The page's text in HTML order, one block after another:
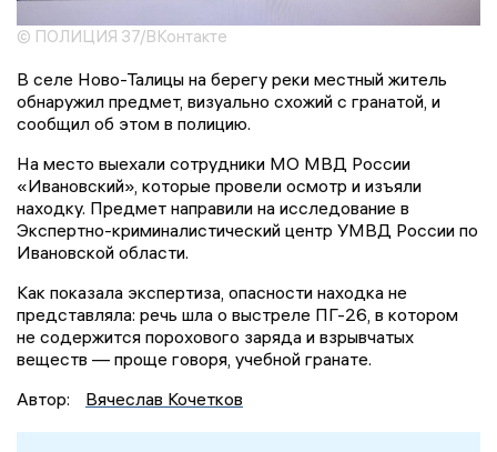
© ПОЛИЦИЯ 37/ВКонтакте
В селе Ново-Талицы на берегу реки местный житель
обнаружил предмет, визуально схожий с гранатой, и
сообщил об этом в полицию.
На место выехали сотрудники МО МВД России
«Ивановский», которые провели осмотр и изъяли
находку. Предмет направили на исследование в
Экспертно-криминалистический центр УМВД России по
Ивановской области.
Как показала экспертиза, опасности находка не
представляла: речь шла о выстреле ПГ-26, в котором
не содержится порохового заряда и взрывчатых
веществ — проще говоря, учебной гранате.
Автор:
Вячеслав Кочетков